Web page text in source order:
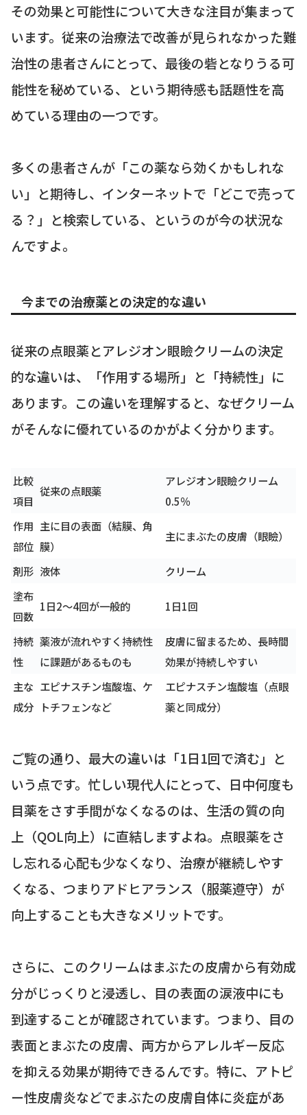
その効果と可能性について大きな注目が集まって
います。従来の治療法で改善が見られなかった難
治性の患者さんにとって、最後の砦となりうる可
能性を秘めている、という期待感も話題性を高
めている理由の一つです。
多くの患者さんが「この薬なら効くかもしれな
い」と期待し、インターネットで「どこで売って
る？」と検索している、というのが今の状況な
んですよ。
今までの治療薬との決定的な違い
従来の点眼薬とアレジオン眼瞼クリームの決定
的な違いは、「作用する場所」と「持続性」に
あります。この違いを理解すると、なぜクリーム
がそんなに優れているのかがよく分かります。
比較
項目
従来の点眼薬
アレジオン眼瞼クリーム
0.5％
作用
部位
主に目の表面（結膜、角
膜）
主にまぶたの皮膚（眼瞼）
剤形 液体
クリーム
塗布
回数
1日2〜4回が一般的 1日1回
持続
性
薬液が流れやすく持続性
に課題があるものも
皮膚に留まるため、長時間
効果が持続しやすい
主な
成分
エピナスチン塩酸塩、ケ
トチフェンなど
エピナスチン塩酸塩（点眼
薬と同成分）
ご覧の通り、最大の違いは「1日1回で済む」と
いう点です。忙しい現代人にとって、日中何度も
目薬をさす手間がなくなるのは、生活の質の向
上（QOL向上）に直結しますよね。点眼薬をさ
し忘れる心配も少なくなり、治療が継続しやす
くなる、つまりアドヒアランス（服薬遵守）が
向上することも大きなメリットです。
さらに、このクリームはまぶたの皮膚から有効成
分がじっくりと浸透し、目の表面の涙液中にも
到達することが確認されています。つまり、目の
表面とまぶたの皮膚、両方からアレルギー反応
を抑える効果が期待できるんです。特に、アトピ
ー性皮膚炎などでまぶたの皮膚自体に炎症があ